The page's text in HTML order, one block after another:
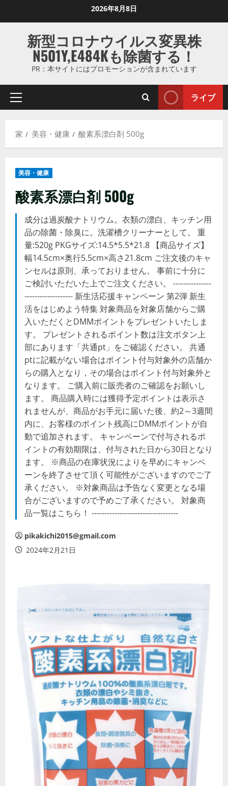
ス
ッ
ま
2026年8月8日
新型コロナウイルス変異株
N501Y,E484Kも除菌する！
PR：本サイトにはプロモーションが含まれています
プ
マ
ニ
ー
ライブ
家 美容・健康 酸素系漂白剤 500g
美容・健康
酸素系漂白剤 500g
成分は過炭酸ナトリウム。衣類の漂白、キッチン用
品の除菌・除臭に。洗濯槽クリーナーとして。 重
量:520g PKGサイズ:14.5*5.5*21.8 【商品サイズ】
幅14.5cm×奥行5.5cm×高さ21.8cm ご注文後のキャ
ンセルは原則、承っておりません。 事前に十分に
ご検討いただいた上でご注文ください。 ---------------
------------------- 新生活応援キャンペーン 第2弾 新生
活をはじめよう特集 対象商品を対象店舗からご購
入いただくとDMMポイントをプレゼントいたしま
す。 プレゼントされるポイント数は注文ボタン上
部にあります「共通pt」をご確認ください。 共通
ptに記載がない場合はポイント付与対象外の店舗か
らの購入となり，その場合はポイント付与対象外と
なります。 ご購入前に販売者のご確認をお願いし
ます。 商品購入時には獲得予定ポイントは表示さ
れませんが、商品がお手元に届いた後、約2～3週間
内に、お客様のポイント残高にDMMポイントが自
動で追加されます。 キャンペーンで付与されるポ
イントの有効期限は、付与された日から30日となり
ます。 ※商品の在庫状況によりを早めにキャンペ
ーンを終了させて頂く可能性がございますのでご了
承ください。 ※対象商品は予告なく変更となる場
合がございますので予めご了承ください。 対象商
品一覧はこちら！ ----------------------------------
pikakichi2015@gmail.com
2024年2月21日